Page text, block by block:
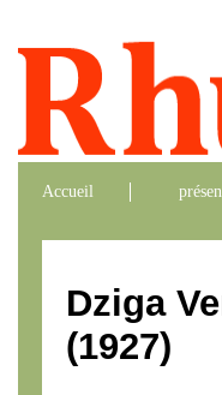
Accueil
Dziga
(1927)